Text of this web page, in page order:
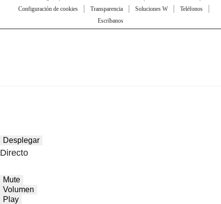
Configuración de cookies
Transparencia Soluciones W
Teléfonos
Escríbanos
Desplegar
Directo
Mute
Volumen
Play